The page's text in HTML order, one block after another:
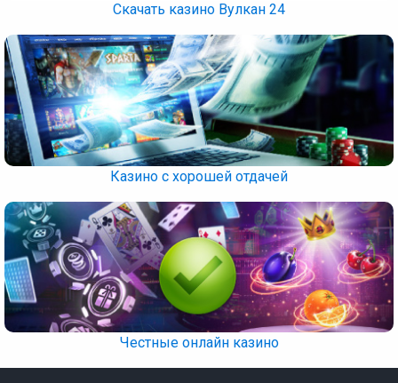
Скачать казино Вулкан 24
Казино с хорошей отдачей
Честные онлайн казино